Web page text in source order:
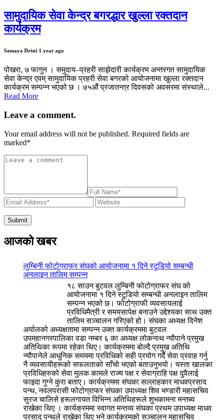
सामुदायिक सेवा केन्द्र बगरद्धार खुल्ला रक्तदान
कार्यक्रम
Samaya Dristi 1 year ago
पोखरा, ७ फागुन । समुदाय–प्रहरी साझेदारी कार्यक्रम अन्तरगत सामुदायिक
सेवा केन्द्र एवम् सामुदायिक प्रहरी सेवा बगरको आयोजनामा खुल्ला रक्तदान
कार्यक्रम सम्पन्न भएको छ । ७५औं प्रजातन्त्र दिवसको अवसरमा संस्थाले...
Read More
Leave a comment.
Your email address will not be published. Required fields are
marked*
आजको खबर
लुम्बिनी फोटोग्राफर संघको आयोजनामा १ दिने स्टुडियो सम्बन्धी
अनलाइन तालिम सम्पन्न
१८ साउन बुटवल लुम्बिनी फोटोग्राफर संघ को
आयोजनामा १ दिने स्टुडियो सम्बन्धी अनलाइन तालिम
सम्पन्न भएको छ। फोटोग्राफी व्यवसायलाई
प्रविधिमैत्री र समयसापेक्ष बनाउने उद्देश्यका साथ उक्त
तालिम सञ्चालन गरिएको हो। संघका अध्यक्ष दिनेश
अर्यालको अध्यक्षतामा सम्पन्न उक्त कार्यक्रममा बुटवल
उपमहानगरपालिका वडा नम्बर ६ का अध्यक्ष लोकनाथ न्यौपाने प्रमुख
अतिथिका रूपमा रहेका थिए। कार्यक्रममा बोल्दै प्रमुख अतिथि
न्यौपानेले आधुनिक समयमा प्रविधिको सही प्रयोग गर्दै सेवा प्रवाह गर्नु
नै व्यवसायीहरूको सफलताको साँचो भएको बताउनुभयो। यस्ता खालका
प्रविधिहरुको सेवा मुलक कामले राज्य पक्ष र सेवाग्राहि पक्ष दुवैलाई
फाइदा गुग्ने कुरा बताए। कार्यक्रममा संघका सल्लाहकार माधवप्रसाद
पन्थ, नवलपरासी फोटोग्राफर संघका उपाध्यक्ष शिव भण्डारी महासचिव
सुरज चालिसे हरूलगायत विभिन्न अतिथिहरूले शुभकामना मन्तब्य
राखेका थिए । कार्यक्रममा स्वागत मन्तव्य संघका प्रथम उपाध्यक्ष माधव
प्रसाद पन्थले राखेका थिए भने कार्यक्रमको सञ्चालन महासचिव